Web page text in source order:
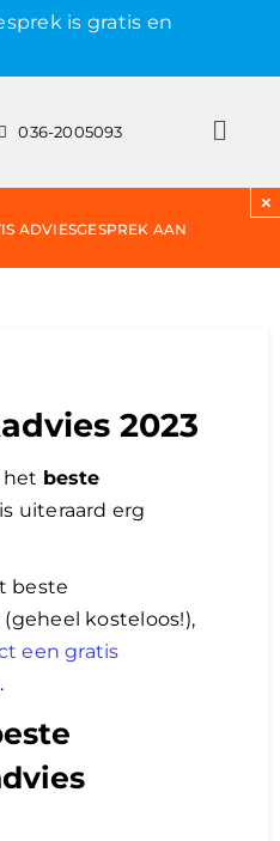
is gratis en
036-2005093
ADVIESGESPREK AAN
×
2023
het beste
is uiteraard erg
beste
kosteloos!),
een gratis
.